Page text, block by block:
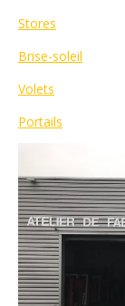
Stores
Brise-soleil
Volets
Portails